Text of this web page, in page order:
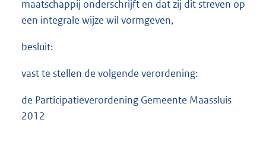
maatschappij onderschrijft en dat zij dit streven op
een integrale wijze wil vormgeven,
besluit:
vast te stellen de volgende verordening:
de Participatieverordening Gemeente Maassluis
2012